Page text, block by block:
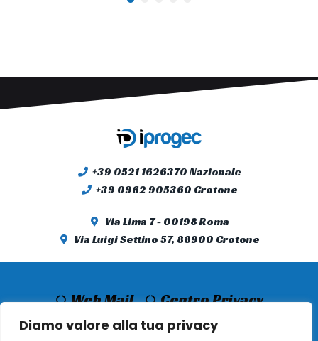
Diamo valore alla tua privacy
+39 0521 1626370 Nazionale
+39 0962 905360 Crotone
Via Lima 7 - 00198 Roma
Via Luigi Settino 57, 88900 Crotone
Web Mail
Centro Privacy
Informativa Cookie
Informativa Privacy